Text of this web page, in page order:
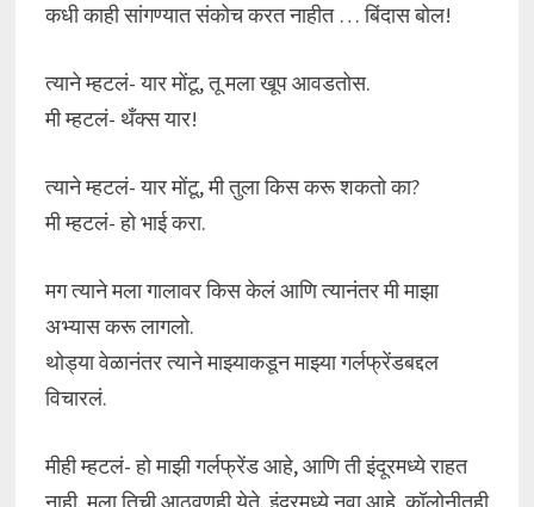
कधी काही सांगण्यात संकोच करत नाहीत … बिंदास बोल!
त्याने म्हटलं- यार मोंटू, तू मला खूप आवडतोस.
मी म्हटलं- थँक्स यार!
त्याने म्हटलं- यार मोंटू, मी तुला किस करू शकतो का?
मी म्हटलं- हो भाई करा.
मग त्याने मला गालावर किस केलं आणि त्यानंतर मी माझा
अभ्यास करू लागलो.
थोड्या वेळानंतर त्याने माझ्याकडून माझ्या गर्लफ्रेंडबद्दल
विचारलं.
मीही म्हटलं- हो माझी गर्लफ्रेंड आहे, आणि ती इंदूरमध्ये राहत